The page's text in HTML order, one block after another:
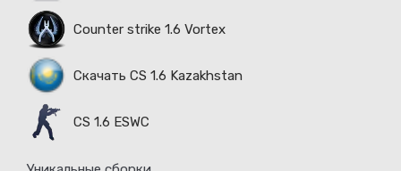
Counter strike 1.6 Vortex
Скачать CS 1.6 Kazakhstan
CS 1.6 ESWC